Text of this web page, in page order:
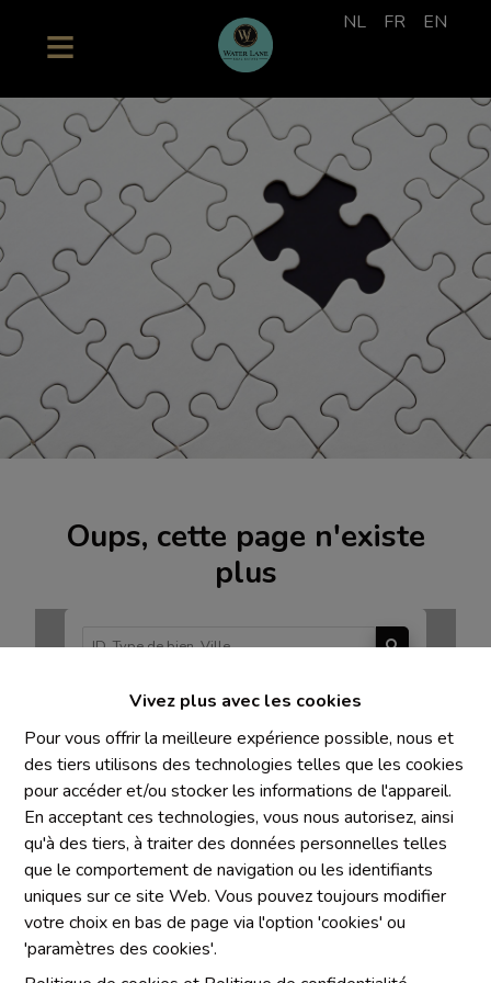
Vivez plus avec les cookies
Pour vous offrir la meilleure expérience possible, nous et
des tiers utilisons des technologies telles que les cookies
pour accéder et/ou stocker les informations de l'appareil.
En acceptant ces technologies, vous nous autorisez, ainsi
qu'à des tiers, à traiter des données personnelles telles
que le comportement de navigation ou les identifiants
uniques sur ce site Web. Vous pouvez toujours modifier
votre choix en bas de page via l'option 'cookies' ou
'paramètres des cookies'.
NL FR EN
Oups, cette page n'existe
plus
À Vendre À Louer
Mentions obligatoires
Chaque agence est juridiquement et financièrement
indépendante
SRL IMMO Water Lane - TVA BE 0755330288